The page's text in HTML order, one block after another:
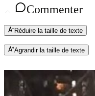
Commenter
Réduire la taille de texte
Agrandir la taille de texte